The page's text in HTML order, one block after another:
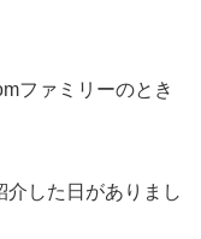
ファミリーのとき
した日がありまし